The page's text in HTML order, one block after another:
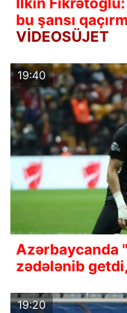
bu şansı
VİDEOSÜJET
19:40
Azərbaycanda
zədələnib
19:20